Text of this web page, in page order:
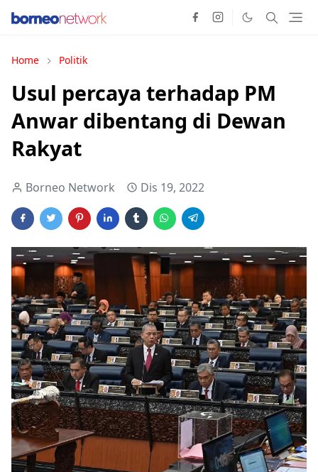
Home Politik
Usul percaya terhadap PM
Anwar dibentang di Dewan
Rakyat
Borneo Network Dis 19, 2022